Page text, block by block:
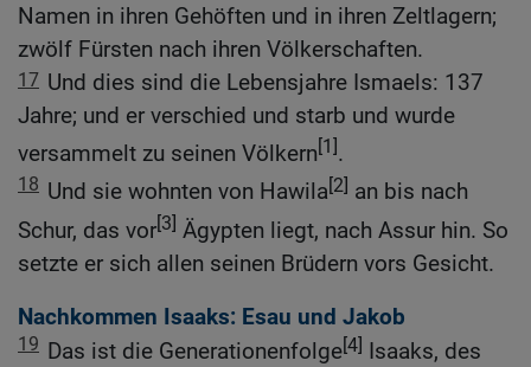
Namen in ihren Gehöften und in ihren Zeltlagern;
zwölf Fürsten nach ihren Völkerschaften.
17 Und dies sind die Lebensjahre Ismaels: 137
Jahre; und er verschied und starb und wurde
versammelt zu seinen Völkern[1].
18 Und sie wohnten von Hawila[2] an bis nach
Schur, das vor[3] Ägypten liegt, nach Assur hin. So
setzte er sich allen seinen Brüdern vors Gesicht.
Nachkommen Isaaks: Esau und Jakob
19 Das ist die Generationenfolge[4] Isaaks, des